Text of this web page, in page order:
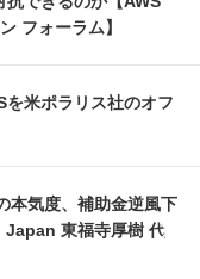
フォーラム】
を米ポラリス社のオフ
本気度、補助金逆風下
Japan 東福寺厚樹 代